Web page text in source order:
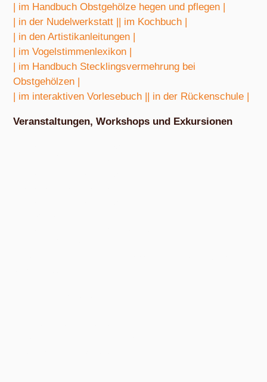
| im Handbuch Obstgehölze hegen und pflegen |
| in der Nudelwerkstatt || im Kochbuch |
| in den Artistikanleitungen |
| im Vogelstimmenlexikon |
| im Handbuch Stecklingsvermehrung bei
Obstgehölzen |
| im interaktiven Vorlesebuch || in der Rückenschule |
Veranstaltungen, Workshops und Exkursionen